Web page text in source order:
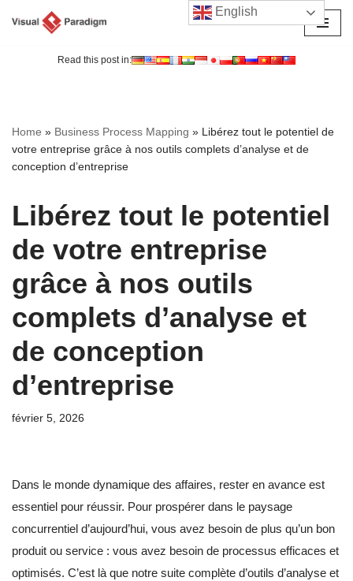
Read this post in:
Home » Business Process Mapping » Libérez tout le potentiel de
votre entreprise grâce à nos outils complets d’analyse et de
conception d’entreprise
Libérez tout le potentiel
de votre entreprise
grâce à nos outils
complets d’analyse et
de conception
d’entreprise
février 5, 2026
Dans le monde dynamique des affaires, rester en avance est
essentiel pour réussir. Pour prospérer dans le paysage
concurrentiel d’aujourd’hui, vous avez besoin de plus qu’un bon
produit ou service : vous avez besoin de processus efficaces et
optimisés. C’est là que notre suite complète d’outils d’analyse et
English